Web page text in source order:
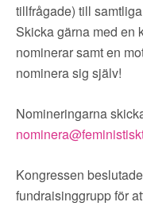
SÖK
tillfrågade) till
Skicka gärna med en
nominerar samt en
nominera sig själv!
Nomineringarna
Kongressen
fundraisinggrupp för